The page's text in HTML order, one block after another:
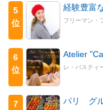
5
位
経験豊富
フリーマン・
6
位
Atelier
レ・パスティ
7
パリ グ